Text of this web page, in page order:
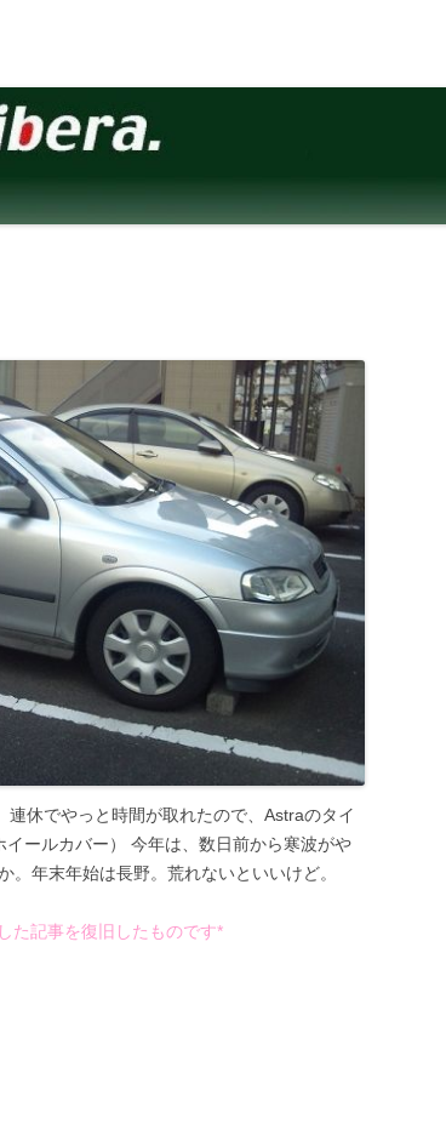
休でやっと時間が取れたので、Astraのタイ
ールカバー） 今年は、数日前から寒波がや
年末年始は長野。荒れないといいけど。
た記事を復旧したものです*